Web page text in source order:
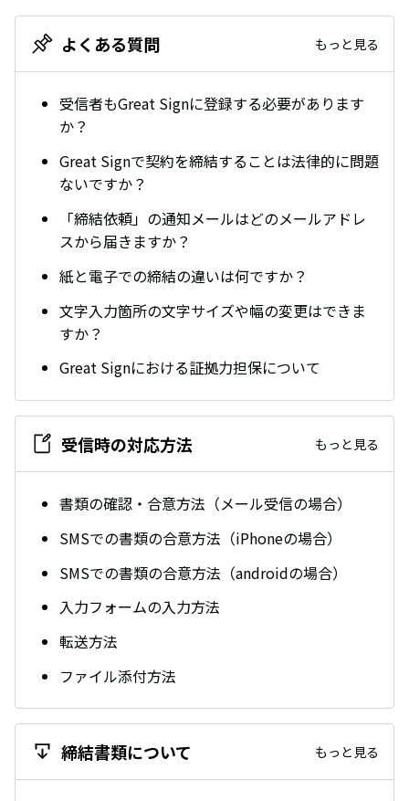
よくある質問 もっと見る
受信者もGreat Signに登録する必要があります
か？
Great Signで契約を締結することは法律的に問題
ないですか？
「締結依頼」の通知メールはどのメールアドレ
スから届きますか？
紙と電子での締結の違いは何ですか？
文字入力箇所の文字サイズや幅の変更はできま
すか？
Great Signにおける証拠力担保について
受信時の対応方法 もっと見る
書類の確認・合意方法（メール受信の場合）
SMSでの書類の合意方法（iPhoneの場合）
SMSでの書類の合意方法（androidの場合）
入力フォームの入力方法
転送方法
ファイル添付方法
締結書類について もっと見る